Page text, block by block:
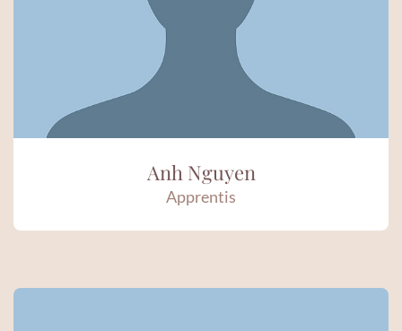
Anh Nguyen
Apprentis